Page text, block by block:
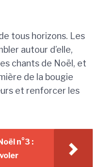
tous horizons. Les
autour d’elle,
chants de Noël, et
de la bougie
et renforcer les
n°3 :